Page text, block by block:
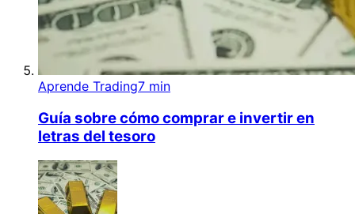
Aprende Trading7 min
Guía sobre cómo comprar e invertir en
letras del tesoro